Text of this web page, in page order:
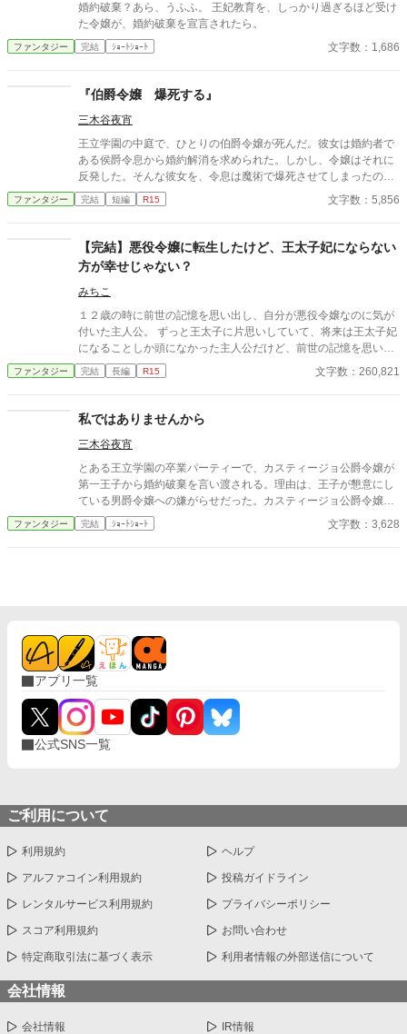
婚約破棄？あら、うふふ。 王妃教育を、しっかり過ぎるほど受け
た令嬢が、婚約破棄を宣言されたら。
ファンタジー 完結 ｼｮｰﾄｼｮｰﾄ 文字数：1,686
『伯爵令嬢 爆死する』
三木谷夜宵
王立学園の中庭で、ひとりの伯爵令嬢が死んだ。彼女は婚約者で
ある侯爵令息から婚約解消を求められた。しかし、令嬢はそれに
反発した。そんな彼女を、令息は魔術で爆死させてしまったので
ある。 その後、大陸一のゴシップ誌が伯爵令嬢が日頃から受けて
いた仕打ちを暴露するのであった。 カクヨムでも公開していま
ファンタジー 完結 短編 R15 文字数：5,856
【完結】悪役令嬢に転生したけど、王太子妃にならない
方が幸せじゃない？
みちこ
１２歳の時に前世の記憶を思い出し、自分が悪役令嬢なのに気が
付いた主人公。 ずっと王太子に片思いしていて、将来は王太子妃
になることしか頭になかった主人公だけど、前世の記憶を思い出
したことで、王太子の何が良かったのか疑問に思うようになる
色々としがらみがある王太子妃になるより、このまま公爵家の娘
ファンタジー 完結 長編 R15 文字数：260,821
私ではありませんから
三木谷夜宵
とある王立学園の卒業パーティーで、カスティージョ公爵令嬢が
第一王子から婚約破棄を言い渡される。理由は、王子が懇意にし
ている男爵令嬢への嫌がらせだった。カスティージョ公爵令嬢は
冷静な態度で言った。「お話は判りました。婚約破棄の件、父と
妹に報告させていただきます」「待て。父親は判るが、なぜ妹に
ファンタジー 完結 ｼｮｰﾄｼｮｰﾄ 文字数：3,628
アプリ一覧
公式SNS一覧
ご利用について
利用規約 ヘルプ
アルファコイン利用規約 投稿ガイドライン
レンタルサービス利用規約 プライバシーポリシー
スコア利用規約 お問い合わせ
特定商取引法に基づく表示 利用者情報の外部送信について
会社情報
会社情報 IR情報